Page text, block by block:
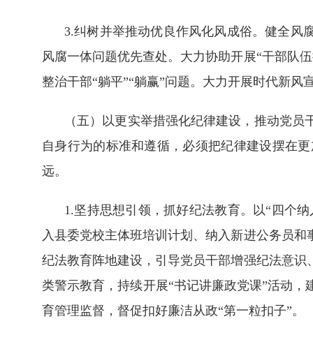
3.纠树并举推动优良作风化风成俗。健全风
风腐一体问题优先查处。大力协助开展“干部队
整治干部“躺平”“躺赢”问题。大力开展时代新风
（五）以更实举措强化纪律建设，推动党
自身行为的标准和遵循，必须把纪律建设摆在
远。
1.坚持思想引领，抓好纪法教育。以“四个
入县委党校主体班培训计划、纳入新进公务员
纪法教育阵地建设，引导党员干部增强纪法意
类警示教育，持续开展“书记讲廉政党课”活动
育管理监督，督促扣好廉洁从政“第一粒扣子”。